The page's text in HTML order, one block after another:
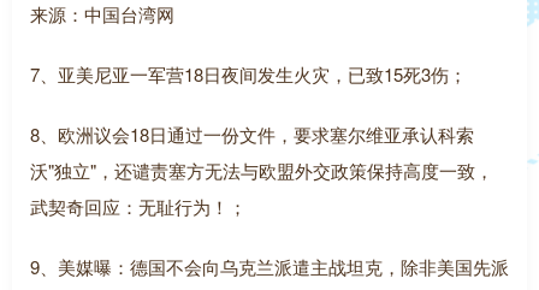
来源：中国台湾网
7、亚美尼亚一军营18日夜间发生火灾，已致15死3伤；
8、欧洲议会18日通过一份文件，要求塞尔维亚承认科索
沃"独立"，还谴责塞方无法与欧盟外交政策保持高度一致，
武契奇回应：无耻行为！；
9、美媒曝：德国不会向乌克兰派遣主战坦克，除非美国先派